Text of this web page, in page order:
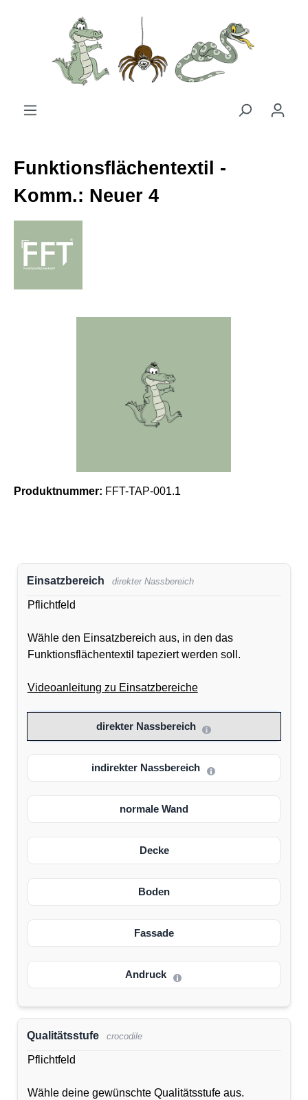
Zum Hauptinhalt springen
Funktionsflächentextil -
Komm.: Neuer 4
Produktnummer: FFT-TAP-001.1
Einsatzbereich direkter Nassbereich
Pflichtfeld
Wähle den Einsatzbereich aus, in den das
Funktionsflächentextil tapeziert werden soll.
Videoanleitung zu Einsatzbereiche
direkter Nassbereich
indirekter Nassbereich
normale Wand
Decke
Boden
Fassade
Andruck
Qualitätsstufe crocodile
Pflichtfeld
Wähle deine gewünschte Qualitätsstufe aus.